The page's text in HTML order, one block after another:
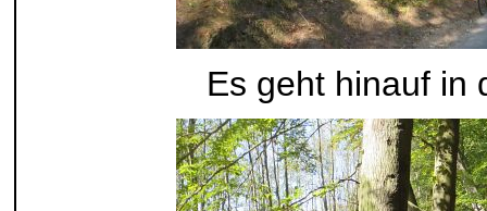
Es geht hinauf in